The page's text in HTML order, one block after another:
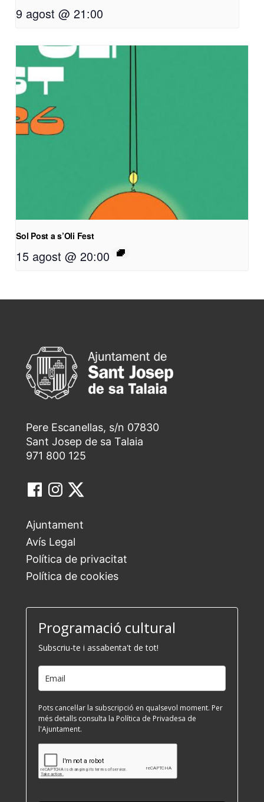
9 agost @ 21:00
Sol Post a s’Oli Fest
15 agost @ 20:00
Pere Escanellas, s/n 07830
Sant Josep de sa Talaia
971 800 125
Ajuntament
Avís Legal
Política de privacitat
Política de cookies
Programació cultural
Subscriu-te i assabenta't de tot!
Pots cancel·lar la subscripció en qualsevol moment. Per
més detalls consulta la Política de Privadesa de
l'Ajuntament.